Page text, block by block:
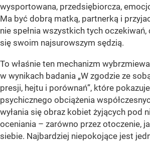
wysportowana, przedsiębiorcza,
Ma być dobrą matką, partnerką i
nie spełnia wszystkich tych
się swoim najsurowszym sędzią.
To właśnie ten mechanizm
w wynikach badania „W zgodzie ze
presji, hejtu i porównań”, które
psychicznego obciążenia
wyłania się obraz kobiet żyjących pod
oceniania – zarówno przez otoczenie,
siebie. Najbardziej niepokojące jest